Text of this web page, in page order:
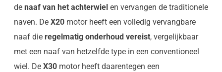
de naaf van het achterwielen vervangen de traditionele
naven. De X20motor heeft een volledig vervangbare
naaf die regelmatig onderhoud vereist, vergelijkbaar
met een naaf van hetzelfde type in een conventioneel
wiel. De X30motor heeft daarentegen een